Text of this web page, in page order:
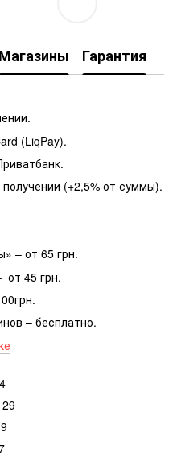
Магазины Гарантия
(LiqPay).
(+2,5% от суммы).
– от 65 грн.
от 45 грн.
– бесплатно.